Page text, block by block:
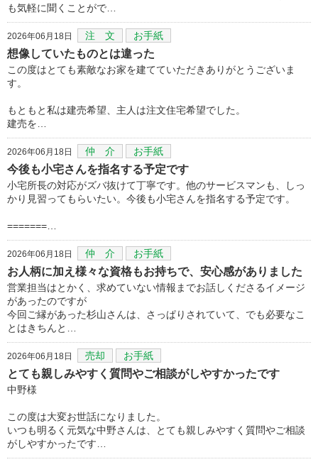
も気軽に聞くことがで…
2026年06月18日 注 文 お手紙
想像していたものとは違った
この度はとても素敵なお家を建てていただきありがとうございま
す。
もともと私は建売希望、主人は注文住宅希望でした。
建売を…
2026年06月18日 仲 介 お手紙
今後も小宅さんを指名する予定です
小宅所長の対応がズバ抜けて丁寧です。他のサービスマンも、しっ
かり見習ってもらいたい。今後も小宅さんを指名する予定です。
=======…
2026年06月18日 仲 介 お手紙
お人柄に加え様々な資格もお持ちで、安心感がありました
営業担当はとかく、求めていない情報までお話しくださるイメージ
があったのですが
今回ご縁があった杉山さんは、さっぱりされていて、でも必要なこ
とはきちんと…
2026年06月18日 売却 お手紙
とても親しみやすく質問やご相談がしやすかったです
中野様
この度は大変お世話になりました。
いつも明るく元気な中野さんは、とても親しみやすく質問やご相談
がしやすかったです…